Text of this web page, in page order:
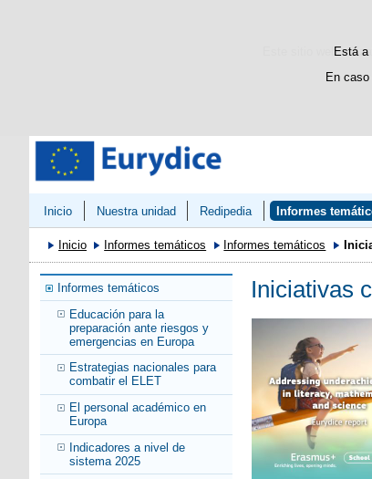
Este sitio webEstá a
En caso
Inicio Nuestra unidad Redipedia Informes
Inicio Informes temáticos Informes temáticos
Informes temáticos
Educación para la
preparación ante riesgos y
emergencias en Europa
Estrategias nacionales para
combatir el ELET
El personal académico en
Europa
Indicadores a nivel de
sistema 2025
Iniciativas